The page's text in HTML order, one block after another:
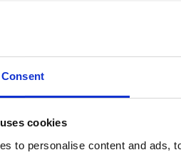
Consent
cookies
to personalise content and ads,
BENÖTIGEN
Besucherzahl)